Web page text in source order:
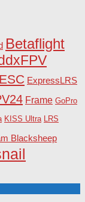
Betaflight
ESC ExpressLRS
Frame GoPro
KISS Ultra LRS
Blacksheep